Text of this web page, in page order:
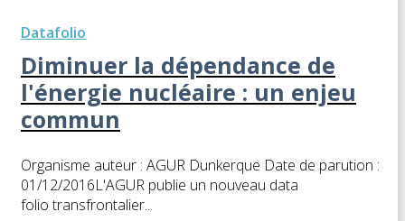
Datafolio
Diminuer la dépendance de
l'énergie nucléaire : un enjeu
commun
Organisme auteur : AGUR Dunkerque Date de parution :
01/12/2016​L'AGUR publie un nouveau data
folio transfrontalier...